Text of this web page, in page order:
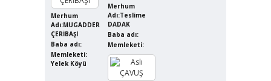
Merhum
Adı:MUGADDER
ÇERİBAŞI
Baba adı:
Memleketi:
Yelek Köyü
Merhum
Adı:Teslime
DADAK
Baba adı:
Memleketi: